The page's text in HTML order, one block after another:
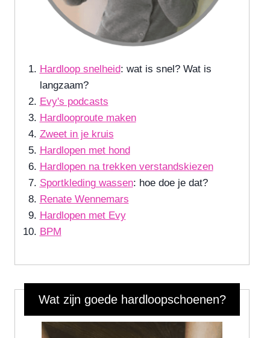
Hardloop snelheid: wat is snel? Wat is
langzaam?
Evy's podcasts
Hardlooproute maken
Zweet in je kruis
Hardlopen met hond
Hardlopen na trekken verstandskiezen
Sportkleding wassen: hoe doe je dat?
Renate Wennemars
Hardlopen met Evy
BPM
Wat zijn goede hardloopschoenen?